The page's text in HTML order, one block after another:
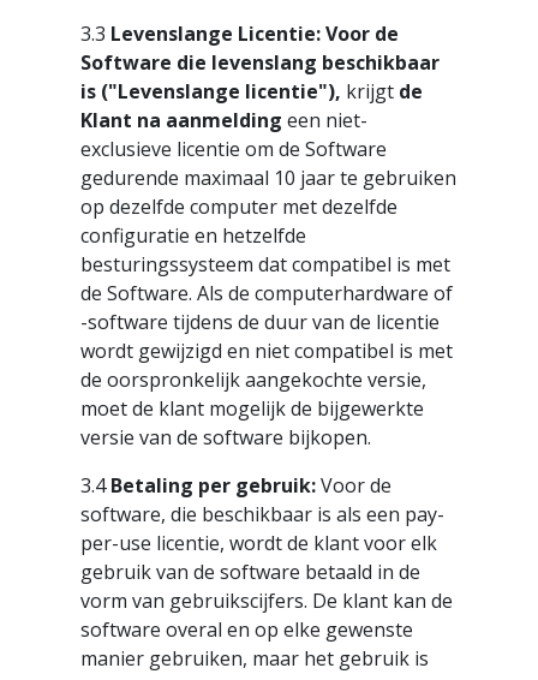
3.3 Levenslange Licentie: Voor de
Software die levenslang beschikbaar
is ("Levenslange licentie"), krijgt de
Klant na aanmeldingeen niet-
exclusieve licentie om de Software
gedurende maximaal 10 jaar te gebruiken
op dezelfde computer met dezelfde
configuratie en hetzelfde
besturingssysteem dat compatibel is met
de Software. Als de computerhardware of
-software tijdens de duur van de licentie
wordt gewijzigd en niet compatibel is met
de oorspronkelijk aangekochte versie,
moet de klant mogelijk de bijgewerkte
versie van de software bijkopen.
3.4Betaling per gebruik:Voor de
software, die beschikbaar is als een pay-
per-use licentie, wordt de klant voor elk
gebruik van de software betaald in de
vorm van gebruikscijfers. De klant kan de
software overal en op elke gewenste
manier gebruiken, maar het gebruik is